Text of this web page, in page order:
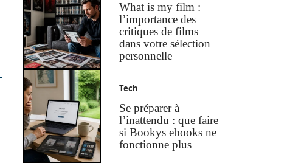
What is my film :
l’importance des
critiques de films
dans votre sélection
personnelle
Tech
Se préparer à
l’inattendu : que faire
si Bookys ebooks ne
fonctionne plus